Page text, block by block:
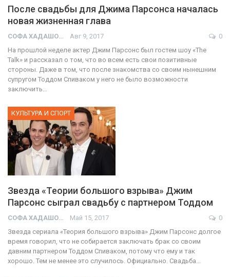
После свадьбы для Джима Парсонса началась
новая жизненная глава
СОФА ХАДАШОТ Авг 9, 2017
0
На прошлой неделе актер Джим Парсонс был гостем шоу «The
Talk» и рассказал о том, что во всем есть свои позитивные
стороны. Даже в том, что после знакомства со своим нынешним
супругом Тоддом Спиваком у него не было возможности
заключить…
КУЛЬТУРА И СПОРТ
Звезда «Теории большого взрыва» Джим
Парсонс сыграл свадьбу с партнером Тоддом
СОФА ХАДАШОТ Май 15, 2017
0
Звезда сериала «Теория большого взрыва» Джим Парсонс долгое
время говорил, что не собирается заключать брак со своим
давним партнером Тоддом Спиваком, потому что ему и так
хорошо. Тем не менее это случилось. Официально. Свадьба…